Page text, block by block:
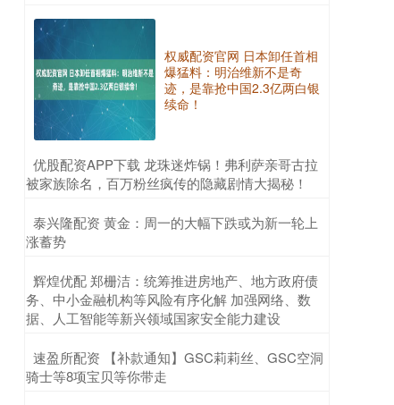
权威配资官网 日本卸任首相
爆猛料：明治维新不是奇
迹，是靠抢中国2.3亿两白银
续命！
​优股配资APP下载 龙珠迷炸锅！弗利萨亲哥古拉
被家族除名，百万粉丝疯传的隐藏剧情大揭秘！
​泰兴隆配资 黄金：周一的大幅下跌或为新一轮上
涨蓄势
​辉煌优配 郑栅洁：统筹推进房地产、地方政府债
务、中小金融机构等风险有序化解 加强网络、数
据、人工智能等新兴领域国家安全能力建设
​速盈所配资 【补款通知】GSC莉莉丝、GSC空洞
骑士等8项宝贝等你带走